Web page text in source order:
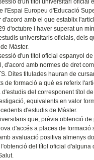
d'un títol universitari oficial
l'Espai Europeu d'Educació
d'acord amb el que establix
d'octubre i haver superat un
universitaris oficials, dels
Màster.
d'un títol oficial espanyol
d'acord amb normes de dret
Dites titulades hauran de
de formació a què es referix
d'estudis del corresponent títol
equivalents en valor
d'estudis de Màster.
que, prèvia obtenció
d'accés a places de formació
avaluació positiva almenys
del títol oficial d'alguna